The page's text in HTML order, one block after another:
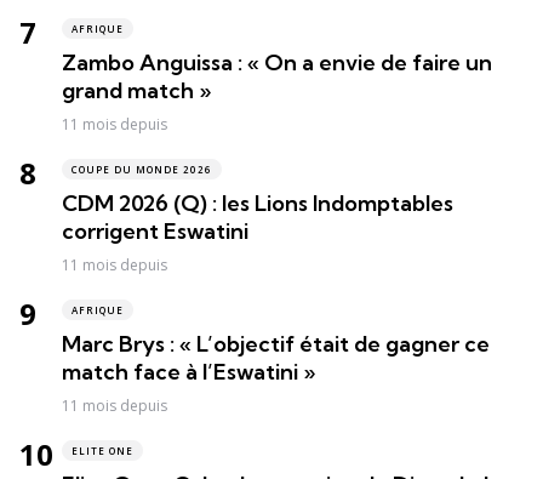
AFRIQUE
Zambo Anguissa : « On a envie de faire un
grand match »
11 mois depuis
COUPE DU MONDE 2026
CDM 2026 (Q) : les Lions Indomptables
corrigent Eswatini
11 mois depuis
AFRIQUE
Marc Brys : « L’objectif était de gagner ce
match face à l’Eswatini »
11 mois depuis
ELITE ONE